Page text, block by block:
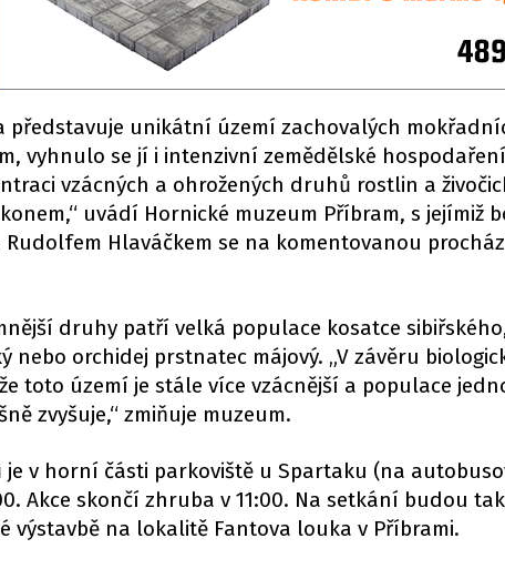
představuje unikátní území zachovalých
vyhnulo se jí i intenzivní zemědělské
vzácných a ohrožených druhů rostlin a
uvádí Hornické muzeum Příbram, s jejímiž
Hlaváčkem se na komentovanou
druhy patří velká populace kosatce
nebo orchidej prstnatec májový. „V závěru
toto území je stále více vzácnější a populace
zvyšuje,“ zmiňuje muzeum.
v horní části parkoviště u Spartaku (na
Akce skončí zhruba v 11:00. Na setkání budou
výstavbě na lokalitě Fantova louka v Příbrami.